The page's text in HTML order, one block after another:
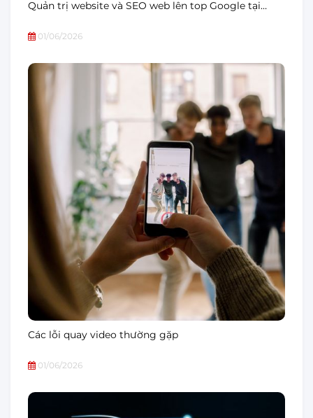
Quản trị website và SEO web lên top Google tại…
01/06/2026
Các lỗi quay video thường gặp
01/06/2026